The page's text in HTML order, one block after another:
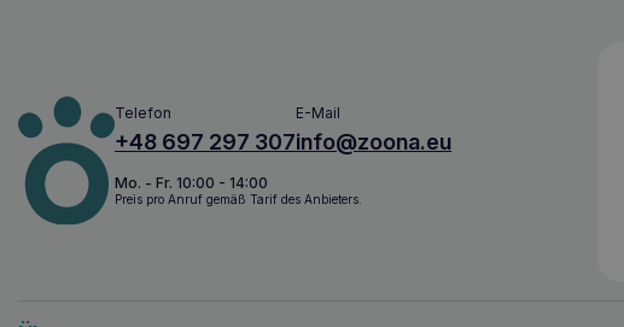
Telefon
+48 697 297 307
E-Mail
info@zoona.eu
Mo. - Fr. 10:00 - 14:00
Preis pro Anruf gemäß Tarif des Anbieters.